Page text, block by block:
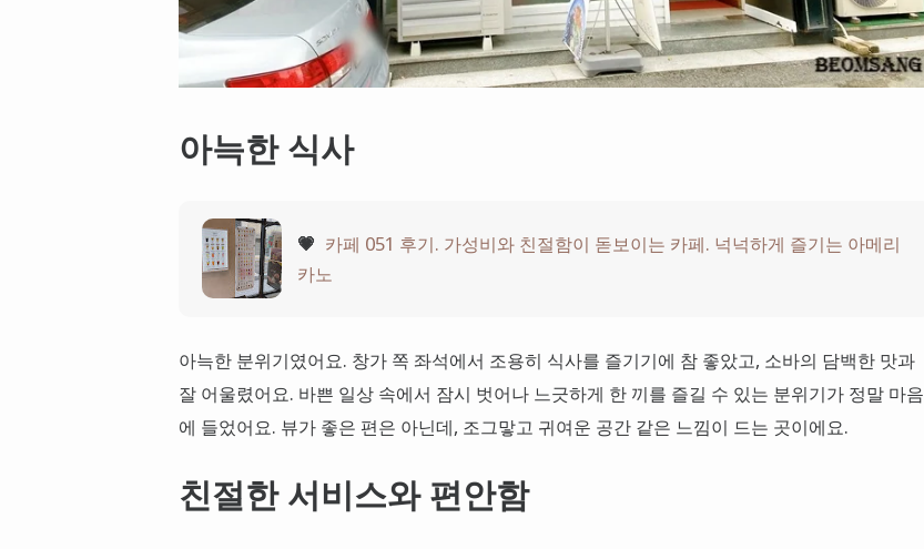
아늑한 식사
💗 카페 051 후기. 가성비와 친절함이 돋보이는 카페. 넉넉하게 즐기는 아메리
카노
아늑한 분위기였어요. 창가 쪽 좌석에서 조용히 식사를 즐기기에 참 좋았고, 소바의 담백한 맛과
잘 어울렸어요. 바쁜 일상 속에서 잠시 벗어나 느긋하게 한 끼를 즐길 수 있는 분위기가 정말 마음
에 들었어요. 뷰가 좋은 편은 아닌데, 조그맣고 귀여운 공간 같은 느낌이 드는 곳이에요.
친절한 서비스와 편안함